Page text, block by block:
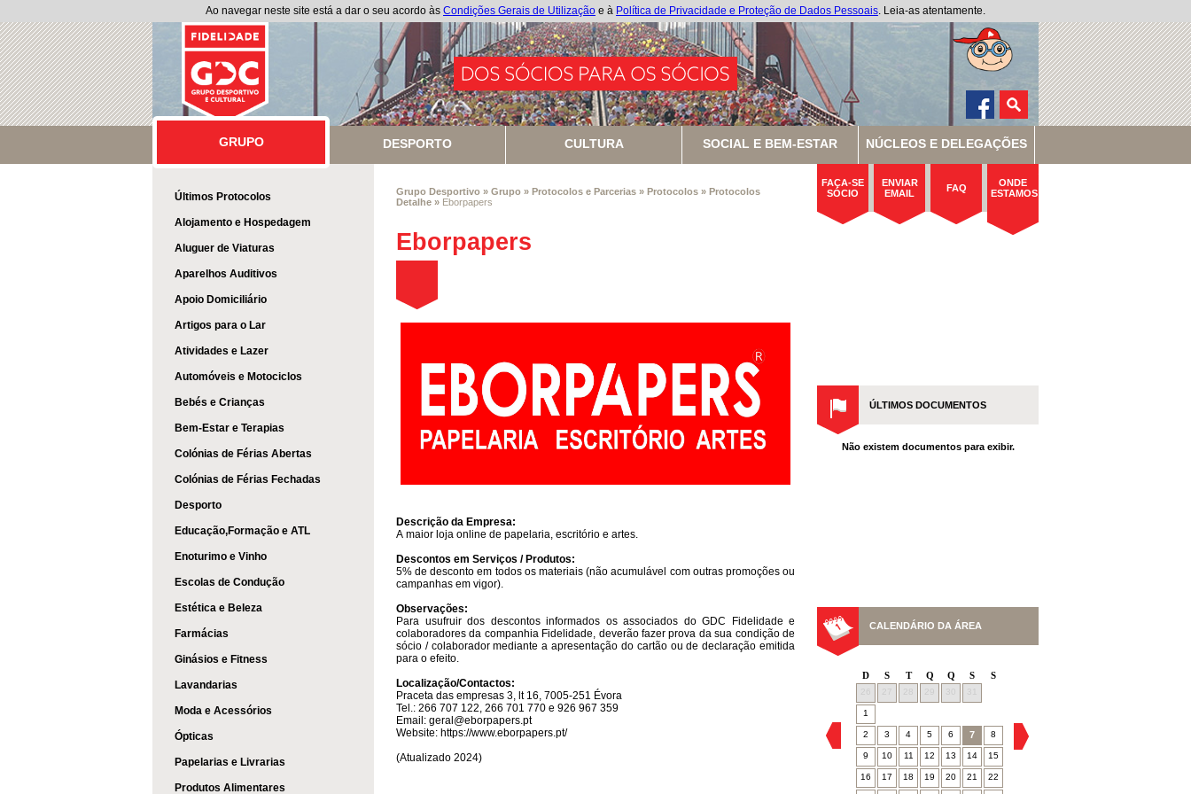
Ao navegar neste site está a dar o seu acordo às Condições Gerais de Utilização e à Política de Privacidade e Proteção de Dados Pessoais. Leia-as atentamente.
GRUPO
GRUPO DESPORTO CULTURA SOCIAL E BEM-ESTAR NÚCLEOS E DELEGAÇÕES
Últimos Protocolos
Alojamento e Hospedagem
Aluguer de Viaturas
Aparelhos Auditivos
Apoio Domiciliário
Artigos para o Lar
Atividades e Lazer
Automóveis e Motociclos
Bebés e Crianças
Bem-Estar e Terapias
Colónias de Férias Abertas
Colónias de Férias Fechadas
Desporto
Educação,Formação e ATL
Enoturimo e Vinho
Escolas de Condução
Estética e Beleza
Farmácias
Ginásios e Fitness
Lavandarias
Moda e Acessórios
Ópticas
Papelarias e Livrarias
Produtos Alimentares
Grupo Desportivo » Grupo » Protocolos e Parcerias » Protocolos » Protocolos
Detalhe » Eborpapers
Eborpapers
Descrição da Empresa:
A maior loja online de papelaria, escritório e artes.
Descontos em Serviços / Produtos:
5% de desconto em todos os materiais (não acumulável com outras promoções ou
campanhas em vigor).
Observações:
Para usufruir dos descontos informados os associados do GDC Fidelidade e
colaboradores da companhia Fidelidade, deverão fazer prova da sua condição de
sócio / colaborador mediante a apresentação do cartão ou de declaração emitida
para o efeito.
Localização/Contactos:
Praceta das empresas 3, lt 16, 7005-251 Évora
Tel.: 266 707 122, 266 701 770 e 926 967 359
Email: geral@eborpapers.pt​​
Website: https://www.eborpapers.pt/​
(Atualizado 2024)
FAÇA-SE
SÓCIO
ENVIAR
EMAIL
FAQ
ONDE
ESTAMOS
ÚLTIMOS DOCUMENTOS
Não existem documentos para exibir.
CALENDÁRIO DA ÁREA
D S T Q Q S
S
1
2 3 4 5 6 7 8
9 10 11 12 13 14 15
16 17 18 19 20 21 22